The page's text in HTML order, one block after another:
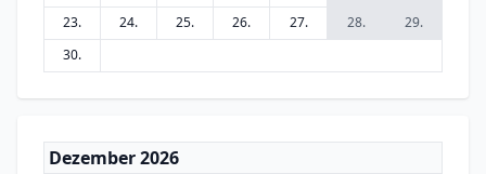
23.
24. 25. 26. 27. 28.
29.
30.
Dezember 2026